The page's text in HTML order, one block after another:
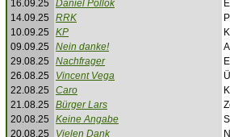
16.09.25
Daniel Pollok
14.09.25
RRK
10.09.25
KP
09.09.25
Nein danke!
29.08.25
Nachfrager
26.08.25
Vincent Vega
22.08.25
Caro
21.08.25
Bürger Lars
20.08.25
Keine Angabe
20.08.25
Vielen Dank